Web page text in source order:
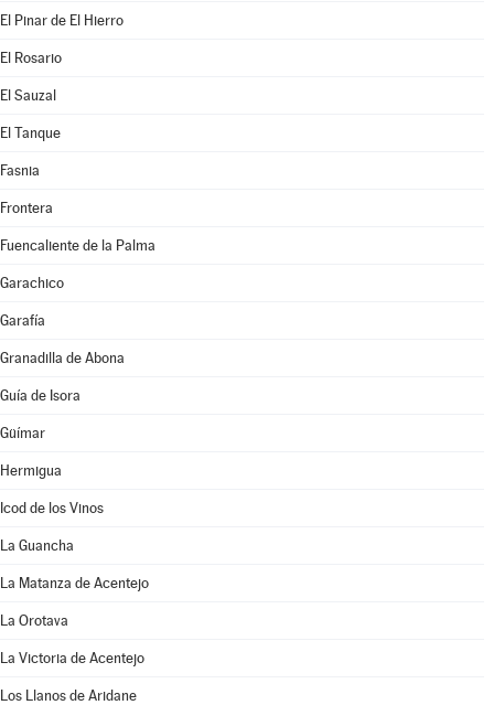
El Pinar de El Hierro
El Rosario
El Sauzal
El Tanque
Fasnia
Frontera
Fuencaliente de la Palma
Garachico
Garafía
Granadilla de Abona
Guía de Isora
Güímar
Hermigua
Icod de los Vinos
La Guancha
La Matanza de Acentejo
La Orotava
La Victoria de Acentejo
Los Llanos de Aridane